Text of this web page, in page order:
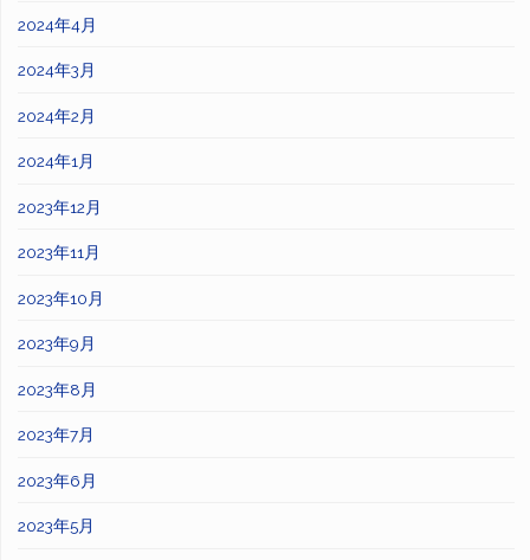
2024年4月
2024年3月
2024年2月
2024年1月
2023年12月
2023年11月
2023年10月
2023年9月
2023年8月
2023年7月
2023年6月
2023年5月